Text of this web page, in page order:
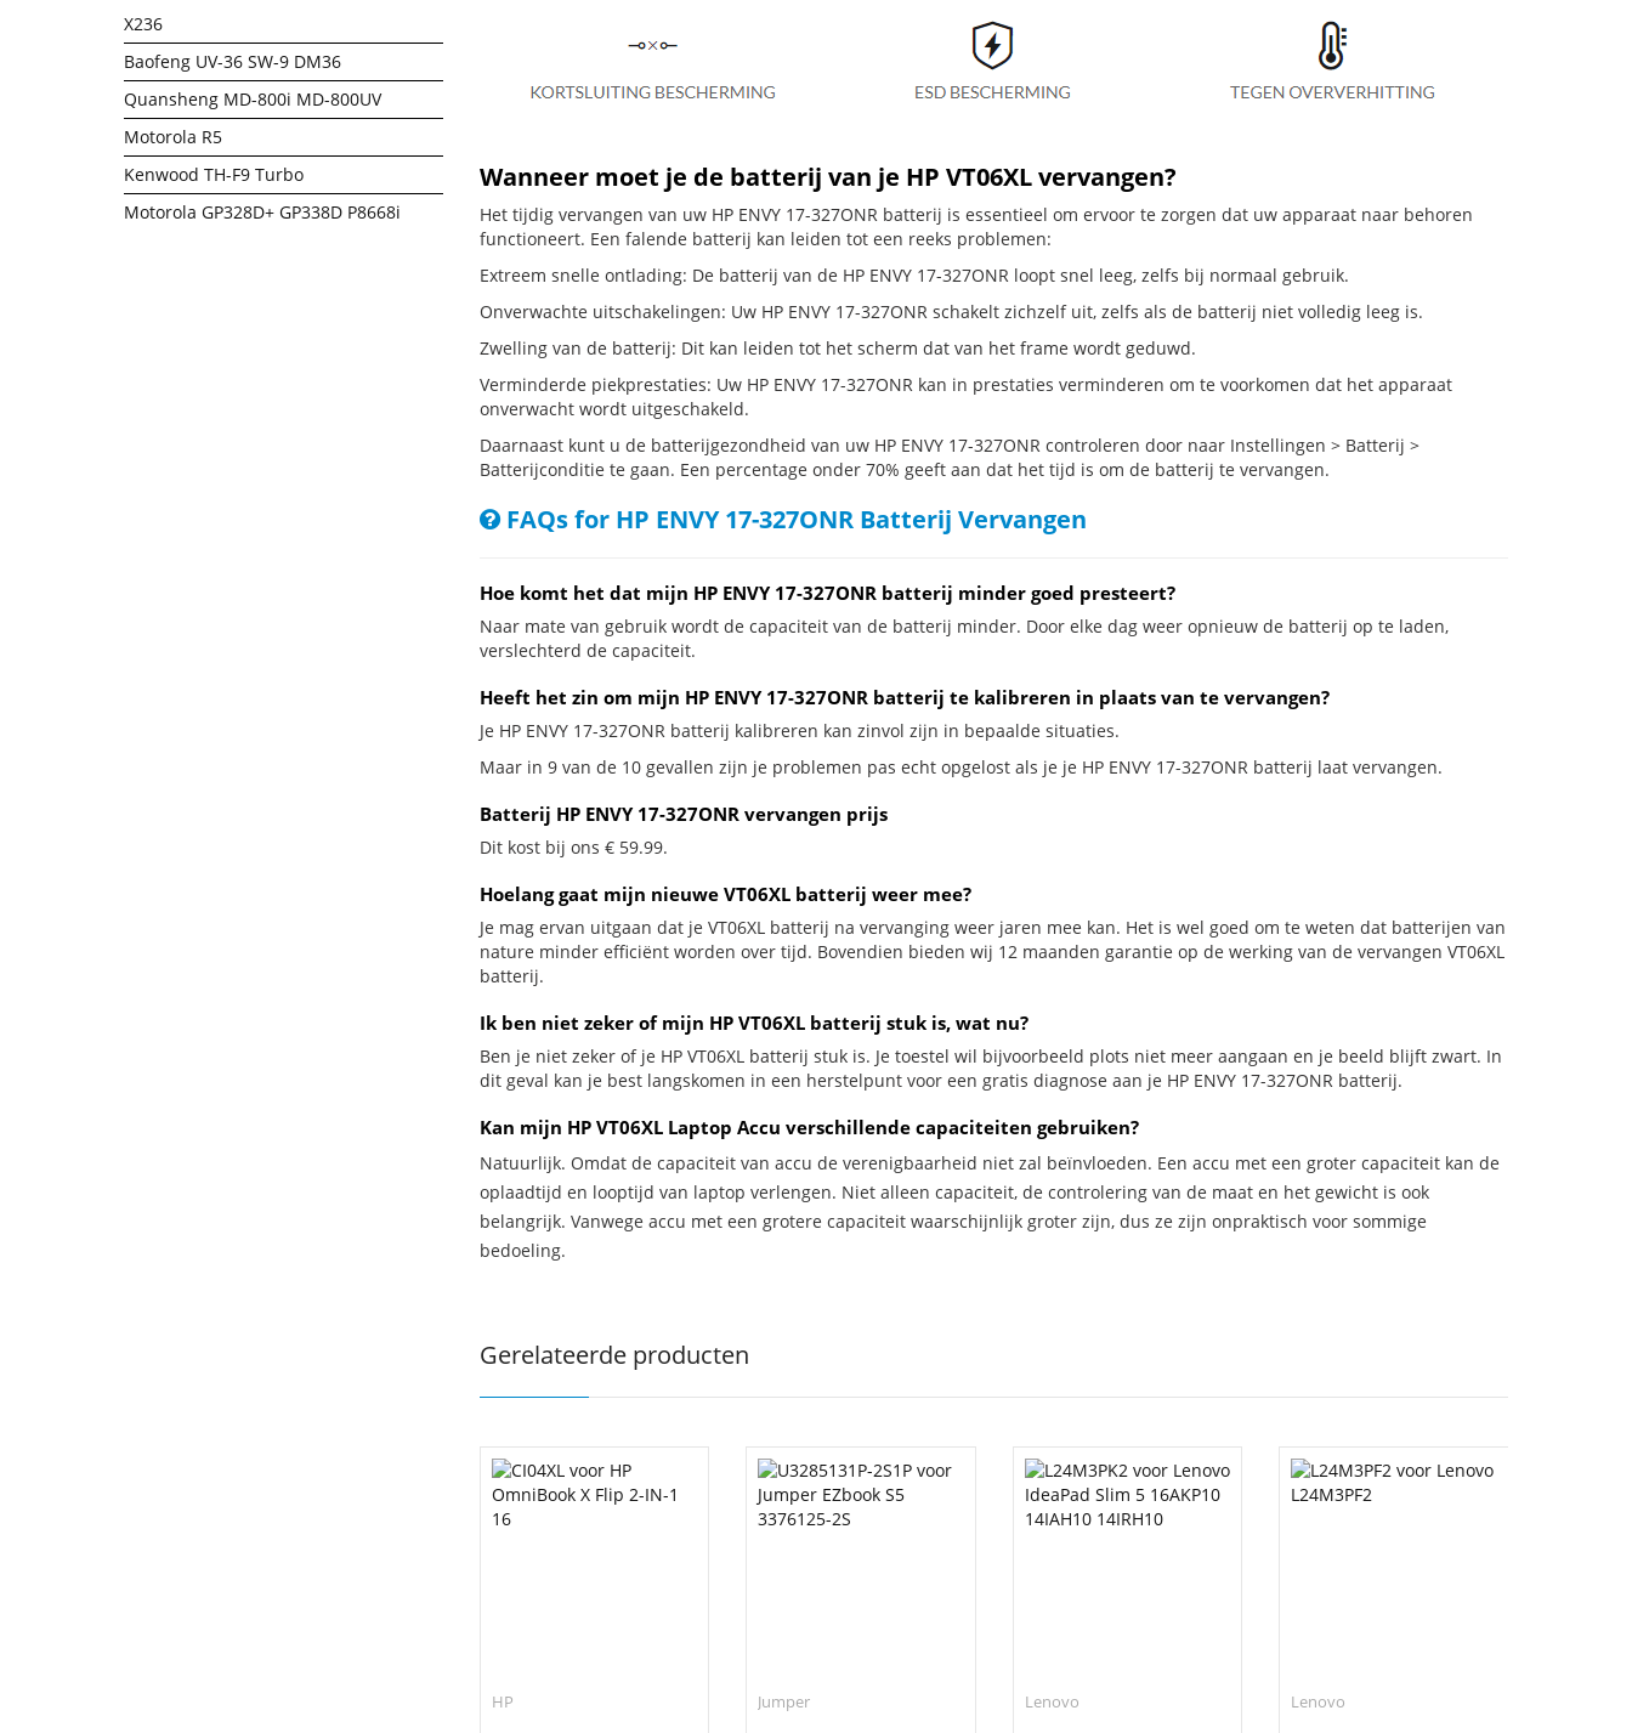
X236
Baofeng UV-36 SW-9 DM36
Quansheng MD-800i MD-800UV
Motorola R5
Kenwood TH-F9 Turbo
Motorola GP328D+ GP338D P8668i
Wanneer moet je de batterij van je HP VT06XL vervangen?
Het tijdig vervangen van uw HP ENVY 17-327ONR batterij is essentieel om ervoor te zorgen dat uw apparaat naar behoren
functioneert. Een falende batterij kan leiden tot een reeks problemen:
Extreem snelle ontlading: De batterij van de HP ENVY 17-327ONR loopt snel leeg, zelfs bij normaal gebruik.
Onverwachte uitschakelingen: Uw HP ENVY 17-327ONR schakelt zichzelf uit, zelfs als de batterij niet volledig leeg is.
Zwelling van de batterij: Dit kan leiden tot het scherm dat van het frame wordt geduwd.
Verminderde piekprestaties: Uw HP ENVY 17-327ONR kan in prestaties verminderen om te voorkomen dat het apparaat
onverwacht wordt uitgeschakeld.
Daarnaast kunt u de batterijgezondheid van uw HP ENVY 17-327ONR controleren door naar Instellingen > Batterij >
Batterijconditie te gaan. Een percentage onder 70% geeft aan dat het tijd is om de batterij te vervangen.
FAQs for HP ENVY 17-327ONR Batterij Vervangen
Hoe komt het dat mijn HP ENVY 17-327ONR batterij minder goed presteert?
Naar mate van gebruik wordt de capaciteit van de batterij minder. Door elke dag weer opnieuw de batterij op te laden,
verslechterd de capaciteit.
Heeft het zin om mijn HP ENVY 17-327ONR batterij te kalibreren in plaats van te vervangen?
Je HP ENVY 17-327ONR batterij kalibreren kan zinvol zijn in bepaalde situaties.
Maar in 9 van de 10 gevallen zijn je problemen pas echt opgelost als je je HP ENVY 17-327ONR batterij laat vervangen.
Batterij HP ENVY 17-327ONR vervangen prijs
Dit kost bij ons € 59.99.
Hoelang gaat mijn nieuwe VT06XL batterij weer mee?
Je mag ervan uitgaan dat je VT06XL batterij na vervanging weer jaren mee kan. Het is wel goed om te weten dat batterijen van
nature minder efficiënt worden over tijd. Bovendien bieden wij 12 maanden garantie op de werking van de vervangen VT06XL
batterij.
Ik ben niet zeker of mijn HP VT06XL batterij stuk is, wat nu?
Ben je niet zeker of je HP VT06XL batterij stuk is. Je toestel wil bijvoorbeeld plots niet meer aangaan en je beeld blijft zwart. In
dit geval kan je best langskomen in een herstelpunt voor een gratis diagnose aan je HP ENVY 17-327ONR batterij.
Kan mijn HP VT06XL Laptop Accu verschillende capaciteiten gebruiken?
Natuurlijk. Omdat de capaciteit van accu de verenigbaarheid niet zal beïnvloeden. Een accu met een groter capaciteit kan de
oplaadtijd en looptijd van laptop verlengen. Niet alleen capaciteit, de controlering van de maat en het gewicht is ook
belangrijk. Vanwege accu met een grotere capaciteit waarschijnlijk groter zijn, dus ze zijn onpraktisch voor sommige
bedoeling.
Gerelateerde producten
HP Jumper Lenovo Lenovo